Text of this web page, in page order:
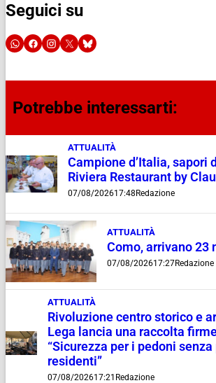
Seguici su
Potrebbe interessarti:
ATTUALITÀ
Campione d’Italia, sapori
Riviera Restaurant by
07/08/202617:48 Redazione
ATTUALITÀ
Como, arrivano 23
07/08/202617:27Redazione
ATTUALITÀ
Rivoluzione centro storico e
Lega lancia una raccolta
“Sicurezza per i pedoni
residenti”
07/08/202617:21 Redazione